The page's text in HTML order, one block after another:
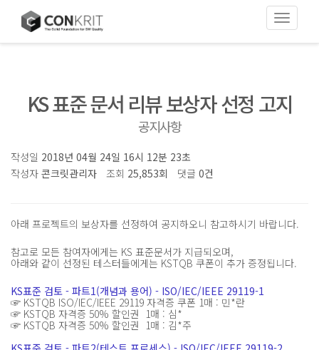
Toggle
KS 표준 문서 리뷰 보상자 선정 고지
공지사항
작성일 2018년 04월 24일 16시 12분 23초
작성자 콘크릿관리자 조회 25,853회 댓글 0건
아래 프로젝트의 보상자를 선정하여 공지하오니 참고하시기 바랍니다.
참고로 모든 참여자에게는 KS 표준문서가 지급되오며,
아래와 같이 선정된 테스터들에게는 KSTQB 쿠폰이 추가 증정됩니다.
KS표준 검토 - 파트1(개념과 용어) - ISO/IEC/IEEE 29119-1
☞ KSTQB ISO/IEC/IEEE 29119 자격증 쿠폰 1매 : 민*란
☞ KSTQB 자격증 50% 할인권 1매 : 심*
☞ KSTQB 자격증 50% 할인권 1매 : 김*주